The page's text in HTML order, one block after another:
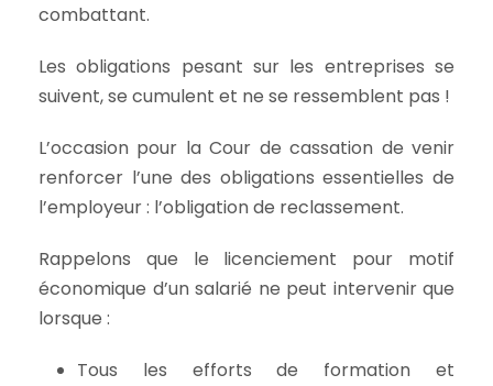
combattant.
Les obligations pesant sur les entreprises se
suivent, se cumulent et ne se ressemblent pas !
L’occasion pour la Cour de cassation de venir
renforcer l’une des obligations essentielles de
l’employeur : l’obligation de reclassement.
Rappelons que le licenciement pour motif
économique d’un salarié ne peut intervenir que
lorsque :
Tous les efforts de formation et